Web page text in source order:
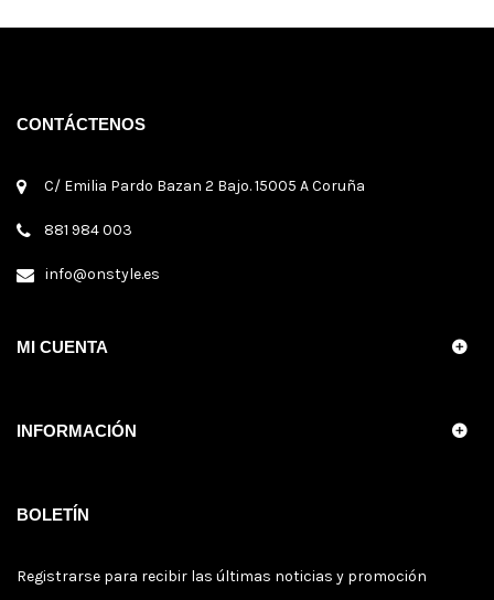
CONTÁCTENOS
C/ Emilia Pardo Bazan 2 Bajo. 15005 A Coruña
881 984 003
info@onstyle.es
MI CUENTA
INFORMACIÓN
BOLETÍN
Registrarse para recibir las últimas noticias y promoción